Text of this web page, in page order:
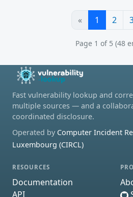
« 1 2
Page 1 of 5 (48
Fast vulnerability lookup and
multiple sources — and a
coordinated disclosure.
Operated by Computer Incident
Luxembourg (CIRCL)
RESOURCES
Documentation
API